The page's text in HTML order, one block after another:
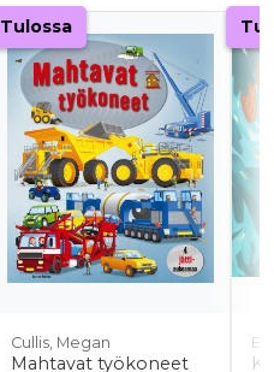
Tulossa
Cullis, Megan
Mahtavat työkoneet